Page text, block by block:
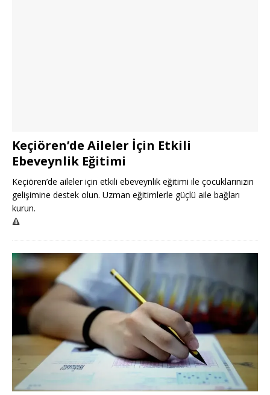
Keçiören’de Aileler İçin Etkili
Ebeveynlik Eğitimi
Keçiören’de aileler için etkili ebeveynlik eğitimi ile çocuklarınızın
gelişimine destek olun. Uzman eğitimlerle güçlü aile bağları
kurun.
🔺